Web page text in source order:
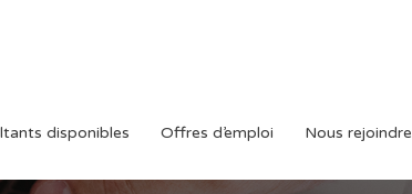
disponibles Offres d’emploi Nous rejoindre